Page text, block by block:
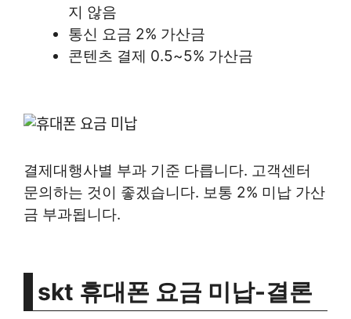
지 않음
통신 요금 2% 가산금
콘텐츠 결제 0.5~5% 가산금
결제대행사별 부과 기준 다릅니다. 고객센터
문의하는 것이 좋겠습니다. 보통 2% 미납 가산
금 부과됩니다.
skt 휴대폰 요금 미납-결론